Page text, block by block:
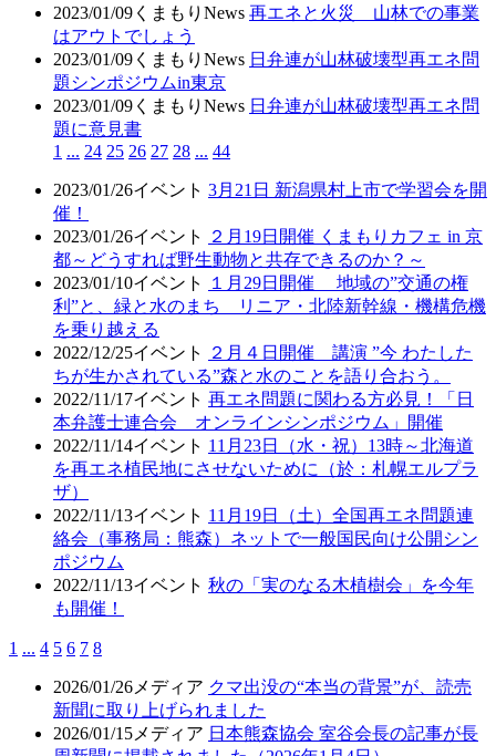
2023/01/09 くまもりNews 再エネと火災 山林での事業
はアウトでしょう
2023/01/09 くまもりNews 日弁連が山林破壊型再エネ問
題シンポジウムin東京
2023/01/09 くまもりNews 日弁連が山林破壊型再エネ問
題に意見書
1 ... 24 25 26 27 28 ... 44
2023/01/26イベント 3月21日 新潟県村上市で学習会を開
催！
2023/01/26イベント
２月19日開催 くまもりカフェ in 京
都～どうすれば野生動物と共存できるのか？～
2023/01/10イベント
１月29日開催 地域の”交通の権
利”と、緑と水のまち リニア・北陸新幹線・機構危機
を乗り越える
2022/12/25イベント
２月４日開催 講演 ”今 わたした
ちが生かされている”森と水のことを語り合おう。
2022/11/17イベント 再エネ問題に関わる方必見！「日
本弁護士連合会 オンラインシンポジウム」開催
2022/11/14イベント 11月23日（水・祝）13時～北海道
を再エネ植民地にさせないために（於：札幌エルプラ
ザ）
2022/11/13イベント 11月19日（土）全国再エネ問題連
絡会（事務局：熊森）ネットで一般国民向け公開シン
ポジウム
2022/11/13イベント 秋の「実のなる木植樹会」を今年
も開催！
1 ... 4 5 6 7 8
2026/01/26 メディア クマ出没の“本当の背景”が、読売
新聞に取り上げられました
2026/01/15 メディア 日本熊森協会 室谷会長の記事が長